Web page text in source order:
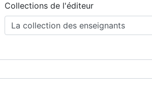
Collections de l'éditeur